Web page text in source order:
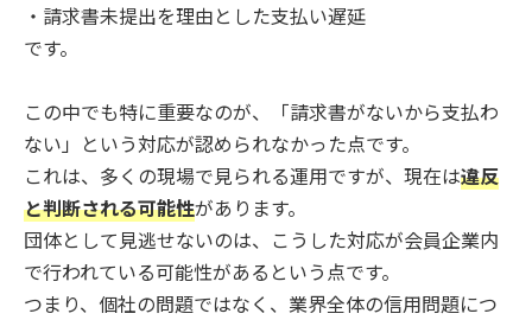
・請求書未提出を理由とした支払い遅延
です。
この中でも特に重要なのが、「請求書がないから支払わ
ない」という対応が認められなかった点です。
これは、多くの現場で見られる運用ですが、現在は違反
と判断される可能性があります。
団体として見逃せないのは、こうした対応が会員企業内
で行われている可能性があるという点です。
つまり、個社の問題ではなく、業界全体の信用問題につ